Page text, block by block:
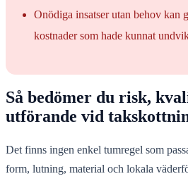
Onödiga insatser utan behov kan
kostnader som hade kunnat
Så bedömer du risk,
utförande vid
Det finns ingen enkel tumregel som
form, lutning, material och lokala